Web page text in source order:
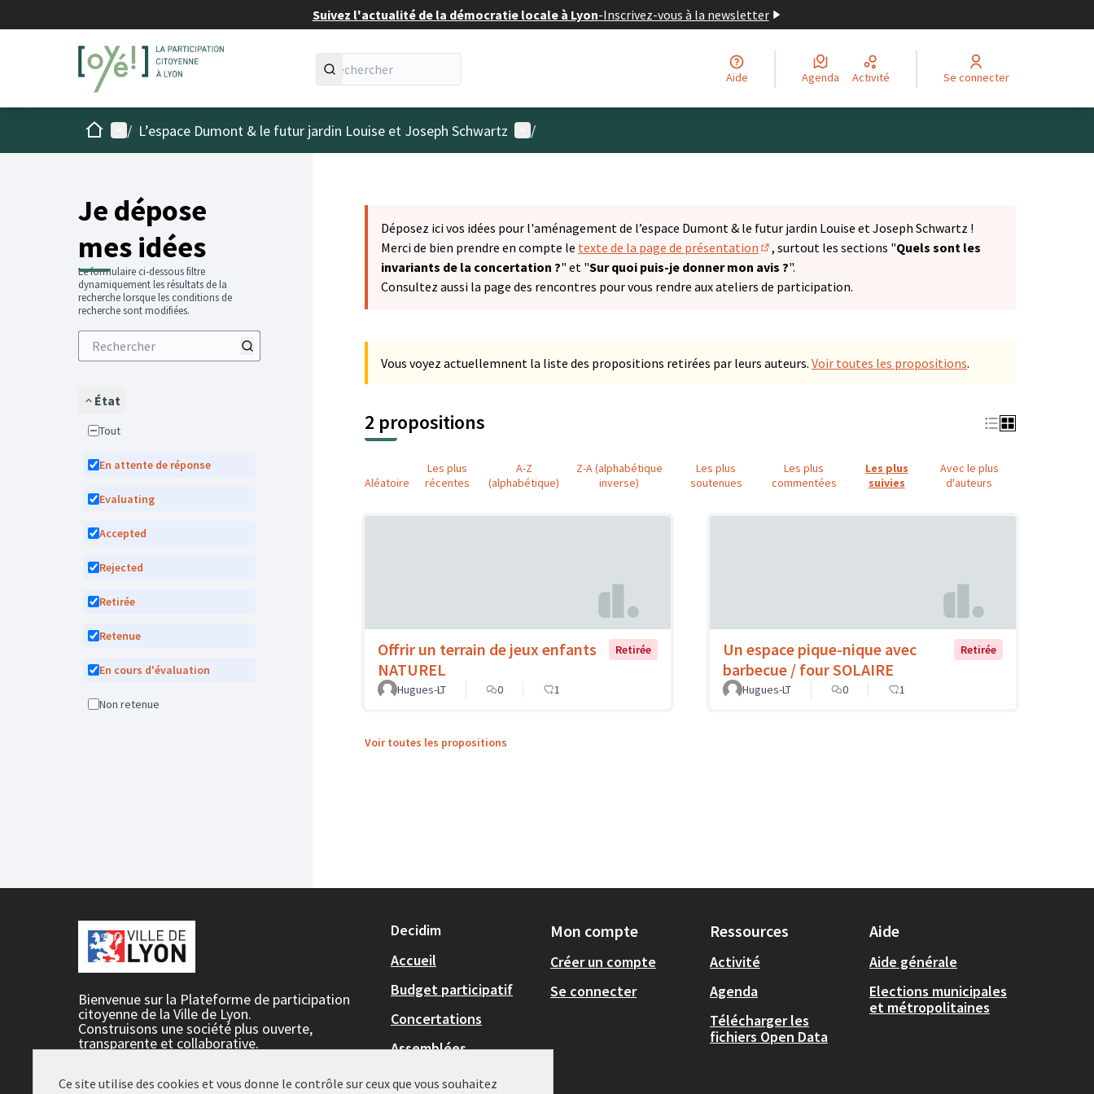
Suivez l'actualité de la démocratie locale à Lyon-Inscrivez-vous à la newsletter
Aide Agenda Activité Se connecter
AccueilMenu principal
/ L’espace Dumont & le futur jardin Louise et Joseph Schwartz Menu utilisateur
/
Je dépose
mes idées
Le formulaire ci-dessous filtre
dynamiquement les résultats de la
recherche lorsque les conditions de
recherche sont modifiées.
État
Tout
En attente de réponse
Evaluating
Accepted
Rejected
Retirée
Retenue
En cours d'évaluation
Non retenue
Déposez ici vos idées pour l'aménagement de l’espace Dumont & le futur jardin Louise et Joseph Schwartz !
Merci de bien prendre en compte le texte de la page de présentation
(S'ouvre dans un nouvel onglet)
, surtout les sections "Quels sont les
invariants de la concertation ?" et "Sur quoi puis-je donner mon avis ?".
Consultez aussi la page des rencontres pour vous rendre aux ateliers de participation.
Vous voyez actuellemnent la liste des propositions retirées par leurs auteurs. Voir toutes les propositions.
2 propositions
Aléatoire
Les plus
récentes
A-Z
(alphabétique)
Z-A (alphabétique
inverse)
Les plus
soutenues
Les plus
commentées
Les plus
suivies
Avec le plus
d'auteurs
Offrir un terrain de jeux enfants
NATUREL
Retirée
Hugues-LT 0 1
Un espace pique-nique avec
barbecue / four SOLAIRE
Retirée
Hugues-LT 0 1
Voir toutes les propositions
Bienvenue sur la Plateforme de participation
citoyenne de la Ville de Lyon.
Construisons une société plus ouverte,
transparente et collaborative.
Decidim
Accueil
Budget participatif
Concertations
Assemblées
Actualités
Mon compte
Créer un compte
Se connecter
Ressources
Activité
Agenda
Télécharger les
fichiers Open Data
Aide
Aide générale
Elections municipales
et métropolitaines
Ce site utilise des cookies et vous donne le contrôle sur ceux que vous souhaitez